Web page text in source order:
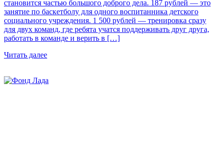
становится частью большого доброго дела. 187 рублей — это
занятие по баскетболу для одного воспитанника детского
социального учреждения. 1 500 рублей — тренировка сразу
для двух команд, где ребята учатся поддерживать друг друга,
работать в команде и верить в […]
Читать далее